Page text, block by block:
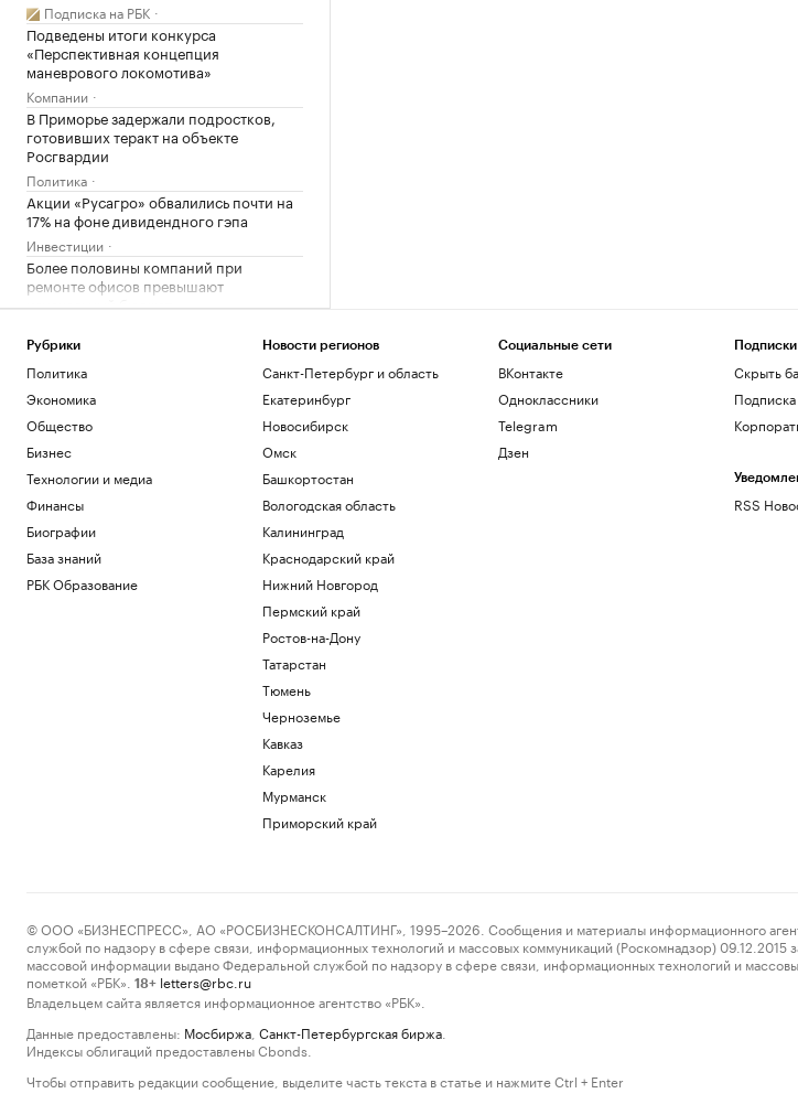
Подписка на РБК
Подведены итоги конкурса
«Перспективная концепция
маневрового локомотива»
Компании
В Приморье задержали подростков,
готовивших теракт на объекте
Росгвардии
Политика
Акции «Русагро» обвалились почти на
17% на фоне дивидендного гэпа
Инвестиции
Более половины компаний при
ремонте офисов превышают
изначальный бюджет
Собянин сообщил об уничтожении
двух беспилотников
Политика
Бизнес в России ужесточил борьбу с
воровством сотрудников. Главные
схемы
Образование
Рубрики
Политика
Экономика
Общество
Бизнес
Технологии и медиа
Финансы
Биографии
База знаний
РБК Образование
Новости регионов
Санкт-Петербург и область
Екатеринбург
Новосибирск
Омск
Башкортостан
Вологодская область
Калининград
Краснодарский край
Нижний Новгород
Пермский край
Ростов-на-Дону
Татарстан
Тюмень
Черноземье
Кавказ
Карелия
Мурманск
Приморский край
Социальные сети
ВКонтакте
Одноклассники
Telegram
Дзен
Подписки
Скрыть
RSS
© ООО «БИЗНЕСПРЕСС», АО «РОСБИЗНЕСКОНСАЛТИНГ», 1995–2026. Сообщения и материалы информационного
службой по надзору в сфере связи, информационных технологий и массовых коммуникаций (Роскомнадзор)
массовой информации выдано Федеральной службой по надзору в сфере связи, информационных технологий и
пометкой «РБК».
18+ letters@rbc.ru
Владельцем сайта является информационное агентство «РБК».
Данные предоставлены: Мосбиржа Санкт-Петербургская биржа
Индексы облигаций предоставлены Cbonds.
Чтобы отправить редакции сообщение, выделите часть текста в статье и нажмите Ctrl + Enter